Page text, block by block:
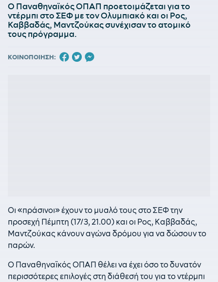
Ο Παναθηναϊκός ΟΠΑΠ προετοιμάζεται για το
ντέρμπι στο ΣΕΦ με τον Ολυμπιακό και οι Ρος,
Καββαδάς, Μαντζούκας συνέχισαν το ατομικό
τους πρόγραμμα.
ΚΟΙΝΟΠΟΙΗΣΗ:
Οι «πράσινοι» έχουν το μυαλό τους στο ΣΕΦ την
προσεχή Πέμπτη (17/3, 21.00) και οι Ρος, Καββαδάς,
Μαντζούκας κάνουν αγώνα δρόμου για να δώσουν το
παρών.
Ο Παναθηναϊκός ΟΠΑΠ θέλει να έχει όσο το δυνατόν
περισσότερες επιλογές στη διάθεσή του για το ντέρμπι